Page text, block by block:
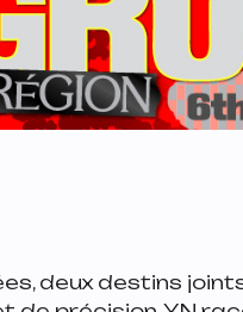
deux destins